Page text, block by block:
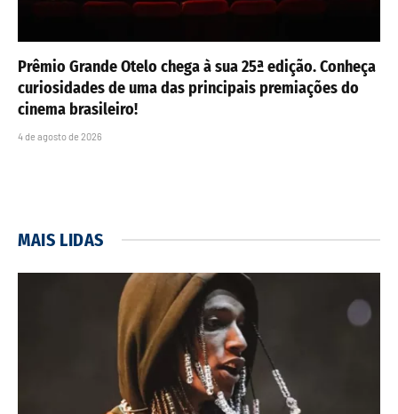
Prêmio Grande Otelo chega à sua 25ª edição. Conheça
curiosidades de uma das principais premiações do
cinema brasileiro!
4 de agosto de 2026
MAIS LIDAS